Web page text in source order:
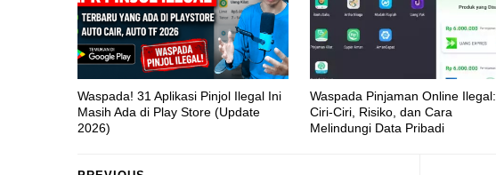
Waspada! 31 Aplikasi Pinjol Ilegal Ini
Masih Ada di Play Store (Update
2026)
Waspada Pinjaman Online Ilegal:
Ciri-Ciri, Risiko, dan Cara
Melindungi Data Pribadi